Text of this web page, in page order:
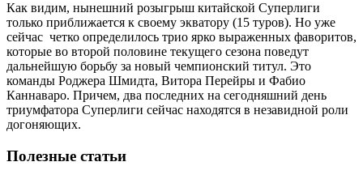
Как видим, нынешний розыгрыш китайской Суперлиги
только приближается к своему экватору (15 туров). Но уже
сейчас четко определилось трио ярко выраженных фаворитов,
которые во второй половине текущего сезона поведут
дальнейшую борьбу за новый чемпионский титул. Это
команды Роджера Шмидта, Витора Перейры и Фабио
Каннаваро. Причем, два последних на сегодняшний день
триумфатора Суперлиги сейчас находятся в незавидной роли
догоняющих.
Полезные статьи